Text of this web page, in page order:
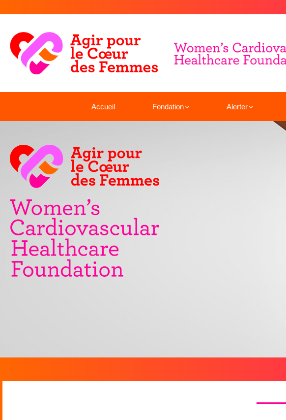
Accueil Fondation Alerter